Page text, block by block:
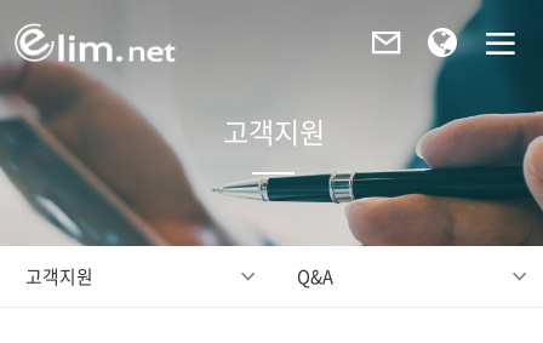
고객지원
고객지원 Q&A